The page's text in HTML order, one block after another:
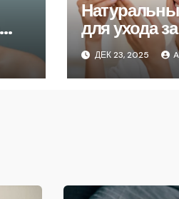
для ухода
что
ДЕК 23, 2025